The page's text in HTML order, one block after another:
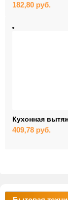
182,80 руб.
Кухонная
409,78 руб.